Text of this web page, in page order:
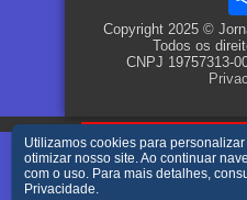
Copyright 2025 ©
Todos os
CNPJ 19757313-
Utilizamos cookies para
otimizar nosso site. Ao continuar
com o uso. Para mais detalhes,
Privacidade.